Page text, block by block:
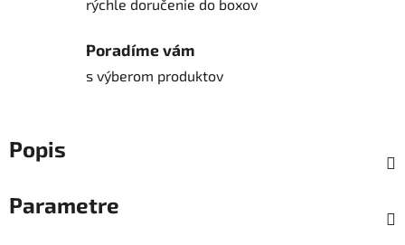
rýchle doručenie do boxov
Poradíme vám
s výberom produktov
Popis
Parametre